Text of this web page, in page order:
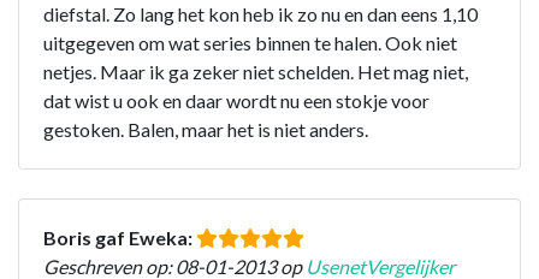
diefstal. Zo lang het kon heb ik zo nu en dan eens 1,10
uitgegeven om wat series binnen te halen. Ook niet
netjes. Maar ik ga zeker niet schelden. Het mag niet,
dat wist u ook en daar wordt nu een stokje voor
gestoken. Balen, maar het is niet anders.
Boris gaf Eweka:
Geschreven op: 08-01-2013 op UsenetVergelijker